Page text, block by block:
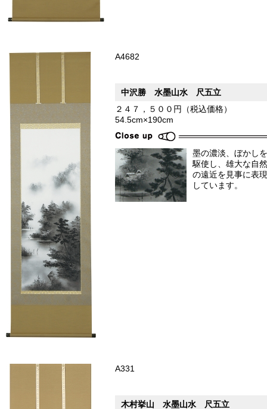
A4682
中沢勝 水墨山水 尺五立
２４７，５００円（税込価格）
54.5cm×190cm
墨の濃淡、ぼかしを
駆使し、雄大な自然
の遠近を見事に表現
しています。
A331
木村挙山 水墨山水 尺五立